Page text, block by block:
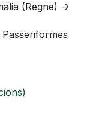
(Regne) ->